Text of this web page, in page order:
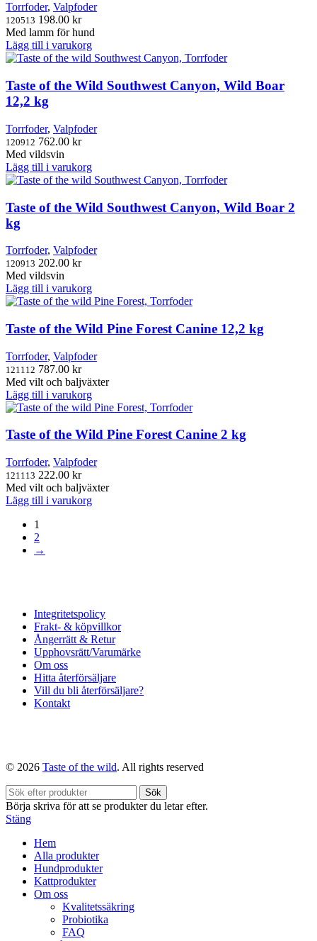
Torrfoder, Valpfoder
120513 198.00 kr
Med lamm för hund
Lägg till i varukorg
Taste of the Wild Southwest Canyon, Wild Boar
12,2 kg
Torrfoder, Valpfoder
120912 762.00 kr
Med vildsvin
Lägg till i varukorg
Taste of the Wild Southwest Canyon, Wild Boar 2
kg
Torrfoder, Valpfoder
120913 202.00 kr
Med vildsvin
Lägg till i varukorg
Taste of the Wild Pine Forest Canine 12,2 kg
Torrfoder, Valpfoder
121112 787.00 kr
Med vilt och baljväxter
Lägg till i varukorg
Taste of the Wild Pine Forest Canine 2 kg
Torrfoder, Valpfoder
121113 222.00 kr
Med vilt och baljväxter
Lägg till i varukorg
1
2
→
Integritetspolicy
Frakt- & köpvillkor
Ångerrätt & Retur
Upphovsrätt/Varumärke
Om oss
Hitta återförsäljare
Vill du bli återförsäljare?
Kontakt
© 2026 Taste of the wild. All rights reserved
Sök
Börja skriva för att se produkter du letar efter.
Stäng
Hem
Alla produkter
Hundprodukter
Kattprodukter
Om oss
Kvalitetssäkring
Probiotika
FAQ